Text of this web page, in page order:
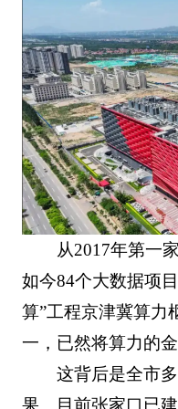
从2017年第一家
如今84个大数据项
算”工程京津冀算力
一，已然将算力的
这背后是全市多